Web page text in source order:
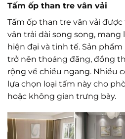
Tấm ốp than tre vân vải
Tấm ốp than tre vân vải
vân trải dài song song,
hiện đại và tinh tế. Sản
trở nên thoáng đãng, đồng
rộng về chiều ngang. Nhiều
lựa chọn loại tấm này cho
hoặc không gian trưng bày.